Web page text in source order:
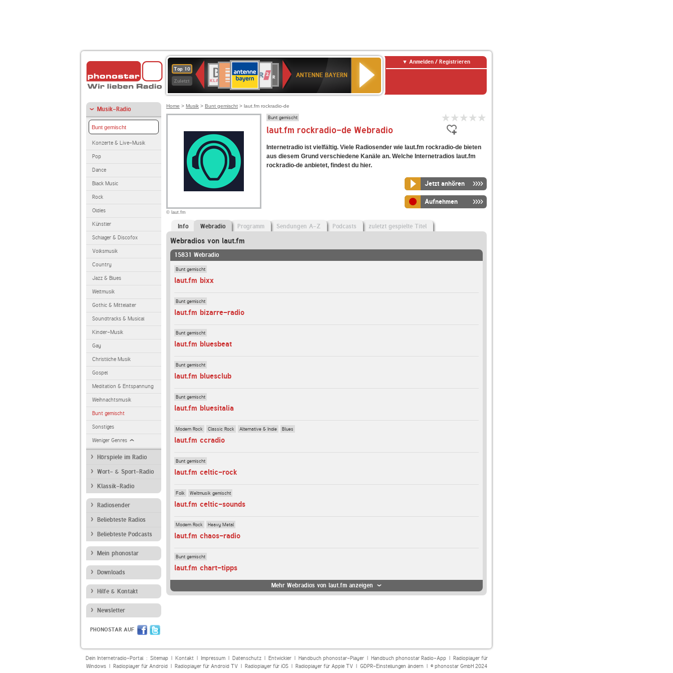
Top 10
Zuletzt
Deutschlandfunk
80er
90er
OLDIE
ANTENNE
SWR3
WDR
4
BR-
KLASSIK
Deutschlandfunk
KulturBAYERN
2
SWR
Kultur
NDR
2
ANTENNE BAYERN
Anmelden / Registrieren
Musik-Radio
Bunt gemischt
Konzerte & Live-Musik
Pop
Dance
Black Music
Rock
Oldies
Künstler
Schlager & Discofox
Volksmusik
Country
Jazz & Blues
Weltmusik
Gothic & Mittelalter
Soundtracks & Musical
Kinder-Musik
Gay
Christliche Musik
Gospel
Meditation & Entspannung
Weihnachtsmusik
Bunt gemischt
Sonstiges
Weniger Genres
Hörspiele im Radio
Wort- & Sport-Radio
Klassik-Radio
Radiosender
Beliebteste Radios
Beliebteste Podcasts
Mein phonostar
Downloads
Hilfe & Kontakt
Newsletter
PHONOSTAR AUF
Home > Musik > Bunt gemischt > laut.fm rockradio-de
© laut.fm
Bunt gemischt
laut.fm rockradio-de Webradio
Internetradio ist vielfältig. Viele Radiosender wie laut.fm rockradio-de bieten
aus diesem Grund verschiedene Kanäle an. Welche Internetradios laut.fm
rockradio-de anbietet, findest du hier.
Jetzt anhören
Aufnehmen
Info Webradio Programm Sendungen A-Z Podcasts zuletzt gespielte Titel
Webradios von laut.fm
15831 Webradio
Bunt gemischt
laut.fm bixx
Bunt gemischt
laut.fm bizarre-radio
Bunt gemischt
laut.fm bluesbeat
Bunt gemischt
laut.fm bluesclub
Bunt gemischt
laut.fm bluesitalia
Modern Rock Classic Rock Alternative & Indie Blues
laut.fm ccradio
Bunt gemischt
laut.fm celtic-rock
Folk Weltmusik gemischt
laut.fm celtic-sounds
Modern Rock Heavy Metal
laut.fm chaos-radio
Bunt gemischt
laut.fm chart-tipps
Mehr Webradios von laut.fm anzeigen
Dein Internetradio-Portal : Sitemap| Kontakt| Impressum| Datenschutz| Entwickler| Handbuch phonostar-Player| Handbuch phonostar Radio-App| Radioplayer für
Windows| Radioplayer für Android| Radioplayer für Android TV| Radioplayer für iOS| Radioplayer für Apple TV| GDPR-Einstellungen ändern | © phonostar GmbH 2024